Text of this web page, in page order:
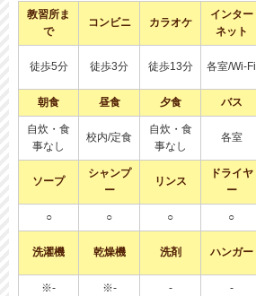
教習所ま
で
コンビニ カラオケ
インター
ネット
徒歩5分 徒歩3分 徒歩13分 各室/Wi-Fi
朝食 昼食 夕食 バス
自炊・食
事なし
校内/定食
自炊・食
事なし
各室
ソープ
シャンプ
ー
リンス
ドライヤ
ー
○ ○ ○ ○
洗濯機 乾燥機 洗剤 ハンガー
※- ※- - -